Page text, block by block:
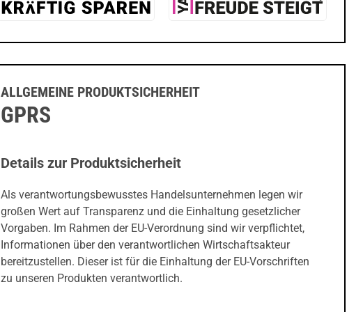
ALLGEMEINE PRODUKTSICHERHEIT
GPRS
Details zur Produktsicherheit
Als verantwortungsbewusstes Handelsunternehmen legen wir
großen Wert auf Transparenz und die Einhaltung gesetzlicher
Vorgaben. Im Rahmen der EU-Verordnung sind wir verpflichtet,
Informationen über den verantwortlichen Wirtschaftsakteur
bereitzustellen. Dieser ist für die Einhaltung der EU-Vorschriften
zu unseren Produkten verantwortlich.